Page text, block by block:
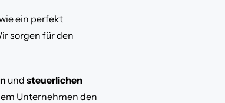
ein perfekt
sorgen für den
und steuerlichen
Unternehmen den